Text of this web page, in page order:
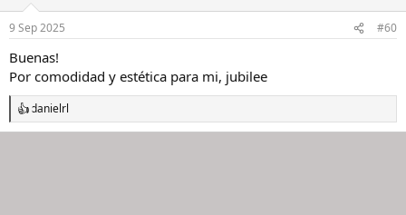
e
:
9 Sep 2025 #60
Buenas!
Por comodidad y estética para mi, jubilee
R
e
danielrl